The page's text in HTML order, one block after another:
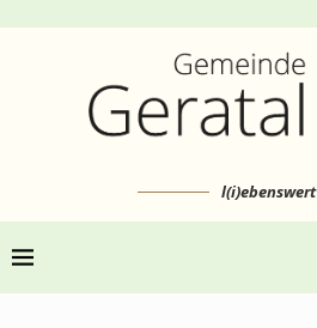
l(i)ebenswert